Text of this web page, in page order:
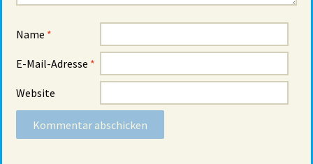
Name *
E-Mail-Adresse *
Website